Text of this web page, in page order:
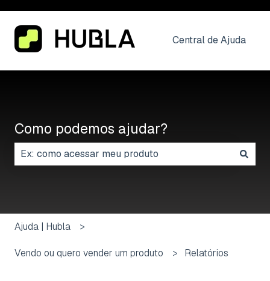
Central de Ajuda
Como podemos ajudar?
Ajuda | Hubla
Vendo ou quero vender um produto Relatórios